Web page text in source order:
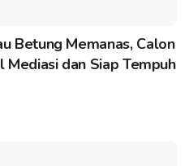
Betung Memanas, Calon
dan Siap Tempuh